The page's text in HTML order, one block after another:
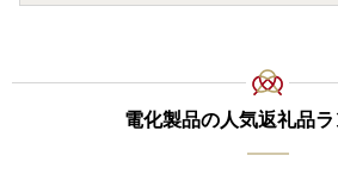
電化製品の人気返礼品